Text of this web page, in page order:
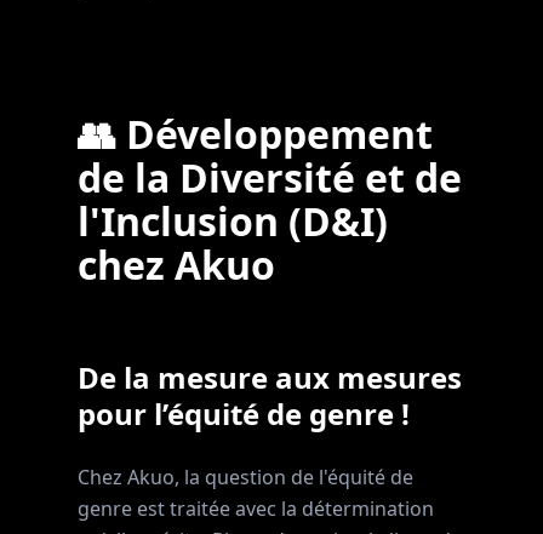
👥 Développement
de la Diversité et de
l'Inclusion (D&I)
chez Akuo
De la mesure aux mesures
pour l’équité de genre !
Chez Akuo, la question de l'équité de
genre est traitée avec la détermination